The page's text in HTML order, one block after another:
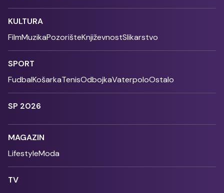
KULTURA
FilmMuzikaPozorišteKnjiževnostSlikarstvo
SPORT
FudbalKošarkaTenisOdbojkaVaterpoloOstalo
SP 2026
MAGAZIN
LifestyleModa
TV